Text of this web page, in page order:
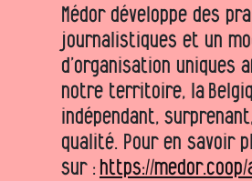
Médor développe des
journalistiques et un
d’organisation uniques
notre territoire, la
indépendant,
qualité. Pour en savoir
sur : https://medor.coop/